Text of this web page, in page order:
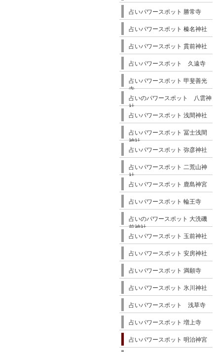
占いパワースポット 勝常寺
占いパワースポット 榛名神社
占いパワースポット 貫前神社
占いパワースポット 久遠寺
占いパワースポット 甲斐善光
寺
占いのパワースポット 八雲神
社
占いパワースポット 浅間神社
占いパワースポット 冨士浅間
神社
占いパワースポット 弥彦神社
占いパワースポット 二荒山神
社
占いパワースポット 鹿島神宮
占いパワースポット 輪王寺
占いのパワースポット 大洗磯
前神社
占いパワースポット 玉前神社
占いパワースポット 安房神社
占いパワースポット 満願寺
占いパワースポット 氷川神社
占いパワースポット 浅草寺
占いパワースポット 増上寺
占いパワースポット 明治神宮